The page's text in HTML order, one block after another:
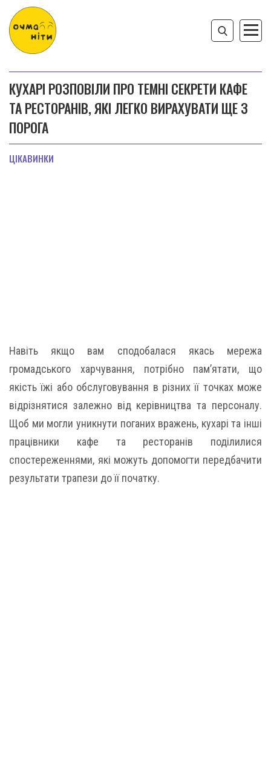
КУХАРІ РОЗПОВІЛИ ПРО ТЕМНІ СЕКРЕТИ КАФЕ
ТА РЕСТОРАНІВ, ЯКІ ЛЕГКО ВИРАХУВАТИ ЩЕ З
ПОРОГА
ЦІКАВИНКИ
Навіть якщо вам сподобалася якась мережа
громадського харчування, потрібно пам’ятати, що
якість їжі або обслуговування в різних її точках може
відрізнятися залежно від керівництва та персоналу.
Щоб ми могли уникнути поганих вражень, кухарі та інші
працівники кафе та ресторанів поділилися
спостереженнями, які можуть допомогти передбачити
результати трапези до її початку.